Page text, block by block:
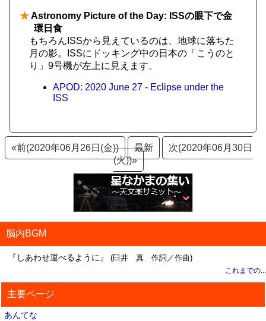
★Astronomy Picture of the Day: ISSの眼下で金
環日食
もちろんISSから見えているのは、地球に落ちた
月の影。ISSにドッキング中の日本の「こうのと
り」9号機が左上に見えます。
APOD: 2020 June 27 - Eclipse under the
ISS
«前(2020年06月26日(金)) 最新
次(2020年06月30日
(火))»
脳内BGM
『しあわせ運べるように』 (臼井 真 作詞／作曲)
これまでの...
主要ページ
あんてな